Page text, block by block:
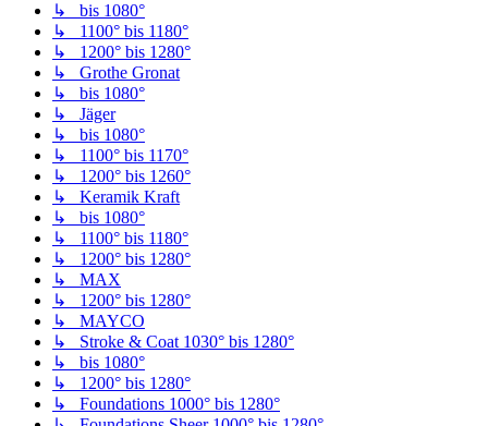
↳ bis 1080°
↳ 1100° bis 1180°
↳ 1200° bis 1280°
↳ Grothe Gronat
↳ bis 1080°
↳ Jäger
↳ bis 1080°
↳ 1100° bis 1170°
↳ 1200° bis 1260°
↳ Keramik Kraft
↳ bis 1080°
↳ 1100° bis 1180°
↳ 1200° bis 1280°
↳ MAX
↳ 1200° bis 1280°
↳ MAYCO
↳ Stroke & Coat 1030° bis 1280°
↳ bis 1080°
↳ 1200° bis 1280°
↳ Foundations 1000° bis 1280°